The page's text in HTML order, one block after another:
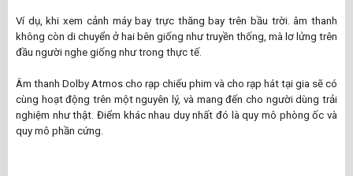
Ví dụ, khi xem cảnh máy bay trực thăng bay trên bầu trời. âm thanh
không còn di chuyển ở hai bên giống như truyền thống, mà lơ lửng trên
đầu người nghe giống như trong thực tế.
Âm thanh Dolby Atmos cho rạp chiếu phim và cho rạp hát tại gia sẽ có
cùng hoạt động trên một nguyên lý, và mang đến cho người dùng trải
nghiệm như thật. Điểm khác nhau duy nhất đó là quy mô phòng ốc và
quy mô phần cứng.